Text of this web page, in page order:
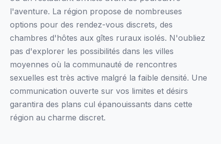
l'aventure. La région propose de nombreuses
options pour des rendez-vous discrets, des
chambres d'hôtes aux gîtes ruraux isolés. N'oubliez
pas d'explorer les possibilités dans les villes
moyennes où la communauté de rencontres
sexuelles est très active malgré la faible densité. Une
communication ouverte sur vos limites et désirs
garantira des plans cul épanouissants dans cette
région au charme discret.